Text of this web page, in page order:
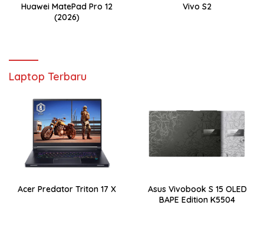
Huawei MatePad Pro 12
(2026)
Vivo S2
Laptop Terbaru
Acer Predator Triton 17 X
Asus Vivobook S 15 OLED
BAPE Edition K5504